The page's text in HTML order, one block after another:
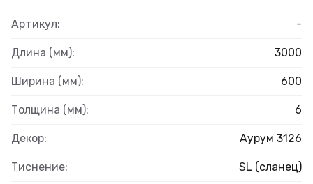
Артикул: -
Длина (мм): 3000
Ширина (мм): 600
Толщина (мм): 6
Декор: Аурум 3126
Тиснение: SL (сланец)